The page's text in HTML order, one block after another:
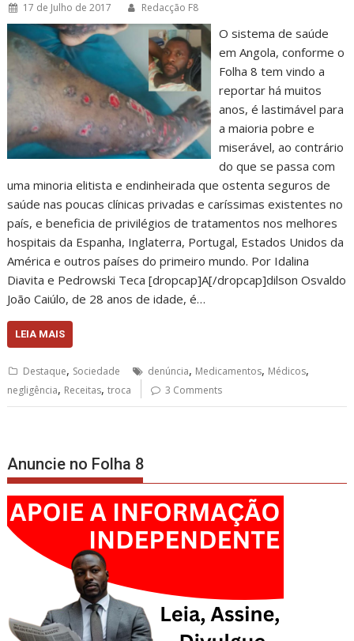
17 de Julho de 2017 Redacção F8
O sistema de saúde
em Angola, conforme o
Folha 8 tem vindo a
reportar há muitos
anos, é lastimável para
a maioria pobre e
miserável, ao contrário
do que se passa com
uma minoria elitista e endinheirada que ostenta seguros de
saúde nas poucas clínicas privadas e caríssimas existentes no
país, e beneficia de privilégios de tratamentos nos melhores
hospitais da Espanha, Inglaterra, Portugal, Estados Unidos da
América e outros países do primeiro mundo. Por Idalina
Diavita e Pedrowski Teca [dropcap]A[/dropcap]dilson Osvaldo
João Caiúlo, de 28 anos de idade, é…
LEIA MAIS
Destaque, Sociedade denúncia, Medicamentos, Médicos,
negligência, Receitas,troca 3 Comments
Anuncie no Folha 8